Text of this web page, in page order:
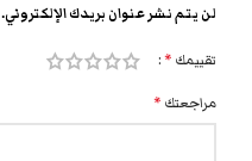
لن يتم نشر عنوان بريدك الإلكتروني.
تقييمك *
مراجعتك *